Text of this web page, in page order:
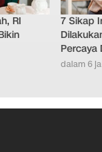
RI
7 Sikap
Percaya
dalam 6